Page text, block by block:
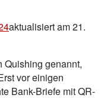
aktualisiert am 21.
Quishing genannt,
vor einigen
Bank-Briefe mit QR-